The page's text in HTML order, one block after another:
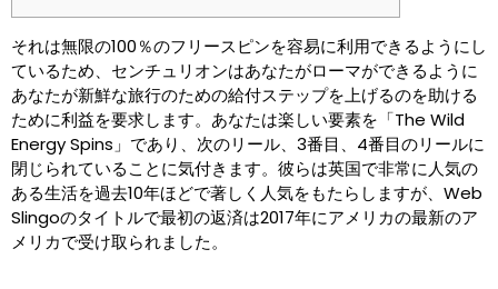
それは無限の100％のフリースピンを容易に利用できるようにし
ているため、センチュリオンはあなたがローマができるように
あなたが新鮮な旅行のための給付ステップを上げるのを助ける
ために利益を要求します。あなたは楽しい要素を「The Wild
Energy Spins」であり、次のリール、3番目、4番目のリールに
閉じられていることに気付きます。彼らは英国で非常に人気の
ある生活を過去10年ほどで著しく人気をもたらしますが、Web
Slingoのタイトルで最初の返済は2017年にアメリカの最新のア
メリカで受け取られました。